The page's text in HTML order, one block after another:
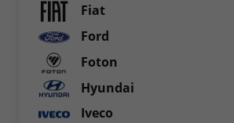
Fiat
Ford
Foton
Hyundai
Iveco